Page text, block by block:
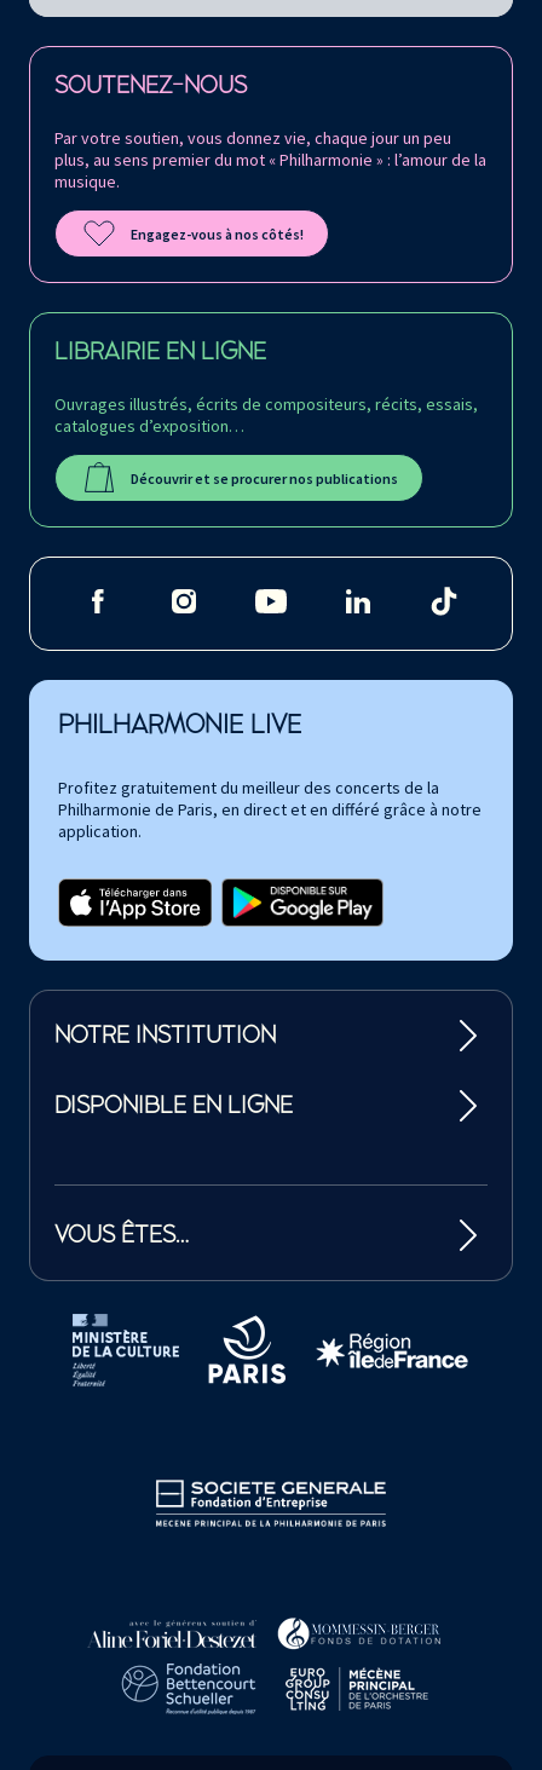
SOUTENEZ-NOUS
Par votre soutien, vous donnez vie, chaque jour un peu
plus, au sens premier du mot « Philharmonie » : l’amour de la
musique.
Engagez-vous à nos côtés!
LIBRAIRIE EN LIGNE
Ouvrages illustrés, écrits de compositeurs, récits, essais,
catalogues d’exposition…
Découvrir et se procurer nos publications
Retrouvez la Philharmonie de Paris sur
PHILHARMONIE LIVE
Profitez gratuitement du meilleur des concerts de la
Philharmonie de Paris, en direct et en différé grâce à notre
application.
NOTRE INSTITUTION
DISPONIBLE EN LIGNE
VOUS ÊTES…
Tutelles et mécènes de la Philharmonie de Paris